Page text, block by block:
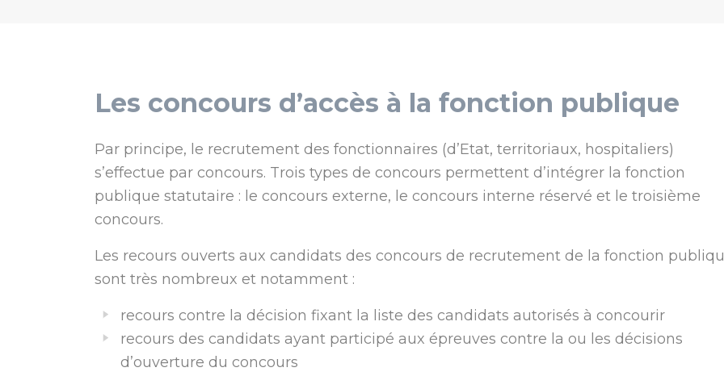
Les concours d’accès à la fonction publique
Par principe, le recrutement des fonctionnaires (d’Etat, territoriaux, hospitaliers)
s’effectue par concours. Trois types de concours permettent d’intégrer la fonction
publique statutaire : le concours externe, le concours interne réservé et le troisième
concours.
Les recours ouverts aux candidats des concours de recrutement de la fonction
sont très nombreux et notamment :
recours contre la décision fixant la liste des candidats autorisés à concourir
recours des candidats ayant participé aux épreuves contre la ou les décisions
d’ouverture du concours